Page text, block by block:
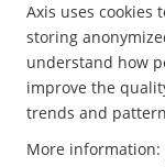
Порядок
Axis uses cookies
storing
understand how
improve the
trends and
More information: